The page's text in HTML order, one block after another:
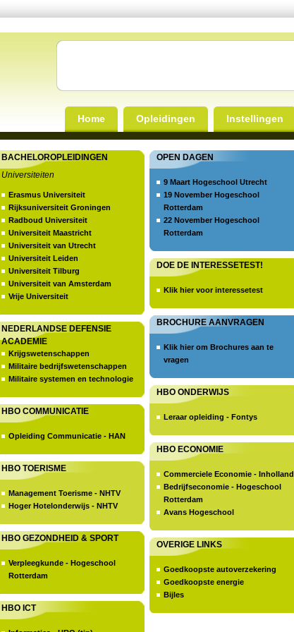
Home Opleidingen Instellingen
OPEN DAGEN
9 Maart Hogeschool Utrecht
19 November Hogeschool
Rotterdam
22 November Hogeschool
Rotterdam
DOE DE INTERESSETEST!
Klik hier voor interessetest
BROCHURE AANVRAGEN
Klik hier om Brochures aan te
vragen
HBO ONDERWIJS
Leraar opleiding - Fontys
HBO ECONOMIE
Commerciele Economie - Inholland
Bedrijfseconomie - Hogeschool
Rotterdam
Avans Hogeschool
OVERIGE LINKS
Goedkoopste autoverzekering
Goedkoopste energie
Bijles
BACHELOROPLEIDINGEN
Universiteiten
Erasmus Universiteit
Rijksuniversiteit Groningen
Radboud Universiteit
Universiteit Maastricht
Universiteit van Utrecht
Universiteit Leiden
Universiteit Tilburg
Universiteit van Amsterdam
Vrije Universiteit
NEDERLANDSE DEFENSIE
ACADEMIE
Krijgswetenschappen
Militaire bedrijfswetenschappen
Militaire systemen en technologie
HBO COMMUNICATIE
Opleiding Communicatie - HAN
HBO TOERISME
Management Toerisme - NHTV
Hoger Hotelonderwijs - NHTV
HBO GEZONDHEID & SPORT
Verpleegkunde - Hogeschool
Rotterdam
HBO ICT